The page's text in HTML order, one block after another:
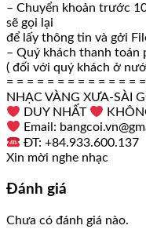
– Chuyển khoản trước
sẽ gọi lại
để lấy thông tin và gởi
– Quý khách thanh toán
( đối với quý khách ở
= = = = = = = = = = = = = =
NHẠC VÀNG XƯA-SÀI
DUY NHẤT
Email:
ĐT: +84.933.600.137
Xin mời nghe nhạc
Đánh giá
Chưa có đánh giá nào.